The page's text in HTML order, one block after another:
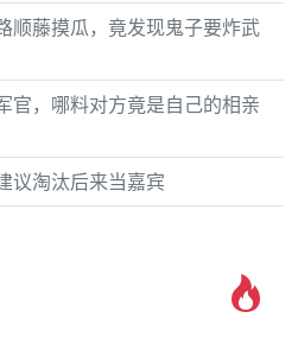
顺藤摸瓜，竟发现鬼子要炸武
官，哪料对方竟是自己的相亲
议淘汰后来当嘉宾